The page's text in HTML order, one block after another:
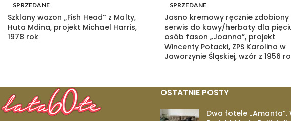
SPRZEDANE
Szklany wazon „Fish Head” z Malty,
Huta Mdina, projekt Michael Harris,
1978 rok
SPRZEDANE
Jasno kremowy ręcznie zdobiony
serwis do kawy/herbaty dla
osób fason „Joanna”, projekt
Wincenty Potacki, ZPS Karolina w
Jaworzynie Śląskiej, wzór z 1956
OSTATNIE POSTY
Dwa fotele